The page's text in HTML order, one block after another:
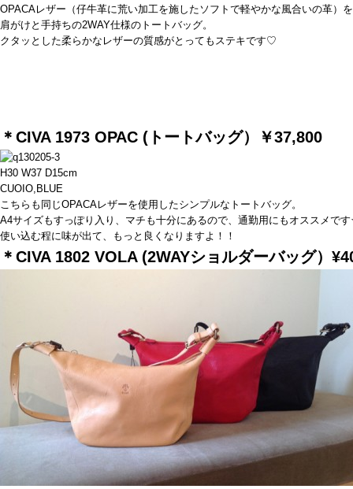
OPACAレザー（仔牛革に荒い加工を施したソフトで軽やかな風合いの革）
肩がけと手持ちの2WAY仕様のトートバッグ。
クタッとした柔らかなレザーの質感がとってもステキです♡
＊CIVA 1973 OPAC (トートバッグ）￥37,800
H30 W37 D15cm
CUOIO,BLUE
こちらも同じOPACAレザーを使用したシンプルなトートバッグ。
A4サイズもすっぽり入り、マチも十分にあるので、通勤用にもオススメで
使い込む程に味が出て、もっと良くなりますよ！！
＊CIVA 1802 VOLA (2WAYショルダーバッグ）